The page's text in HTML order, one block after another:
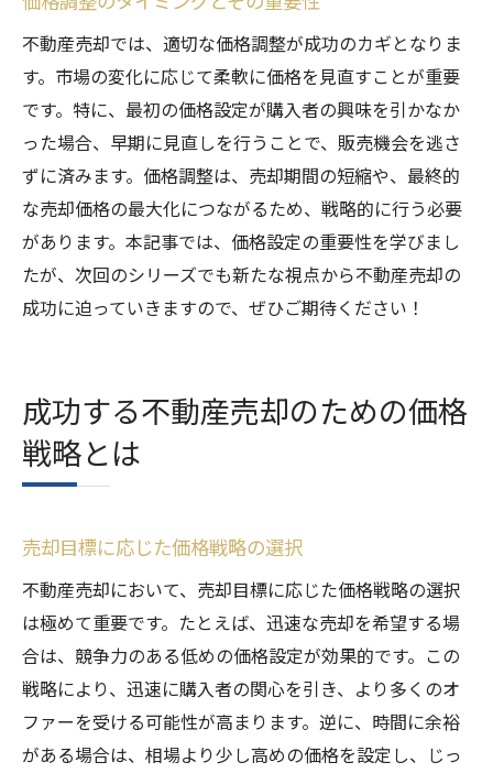
不動産売却では、適切な価格調整が成功のカギとなりま
す。市場の変化に応じて柔軟に価格を見直すことが重要
です。特に、最初の価格設定が購入者の興味を引かなか
った場合、早期に見直しを行うことで、販売機会を逃さ
ずに済みます。価格調整は、売却期間の短縮や、最終的
な売却価格の最大化につながるため、戦略的に行う必要
があります。本記事では、価格設定の重要性を学びまし
たが、次回のシリーズでも新たな視点から不動産売却の
成功に迫っていきますので、ぜひご期待ください！
成功する不動産売却のための価格
戦略とは
売却目標に応じた価格戦略の選択
不動産売却において、売却目標に応じた価格戦略の選択
は極めて重要です。たとえば、迅速な売却を希望する場
合は、競争力のある低めの価格設定が効果的です。この
戦略により、迅速に購入者の関心を引き、より多くのオ
ファーを受ける可能性が高まります。逆に、時間に余裕
がある場合は、相場より少し高めの価格を設定し、じっ